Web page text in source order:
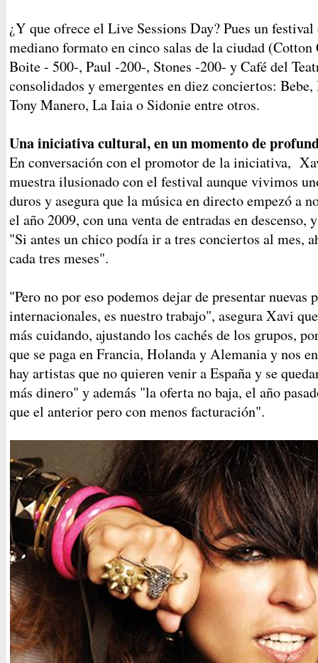
¿Y que ofrece el Live Sessions Day? Pues un
mediano formato en cinco salas de la ciudad
Boite - 500-, Paul -200-, Stones -200- y Café del
consolidados y emergentes en diez conciertos:
Tony Manero, La Iaia o Sidonie entre otros.
Una iniciativa cultural, en un momento de
En conversación con el promotor de la iniciativa,
muestra ilusionado con el festival aunque vivimos
duros y asegura que la música en directo empezó a
el año 2009, con una venta de entradas en
"Si antes un chico podía ir a tres conciertos al mes,
cada tres meses".
"Pero no por eso podemos dejar de presentar nuevas
internacionales, es nuestro trabajo", asegura Xavi
más cuidando, ajustando los cachés de los grupos,
que se paga en Francia, Holanda y Alemania y nos
hay artistas que no quieren venir a España y se
más dinero" y además "la oferta no baja, el año
que el anterior pero con menos facturación".